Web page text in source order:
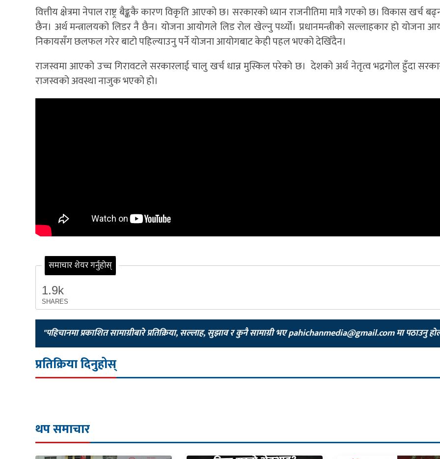
वित्तीय क्षेत्रमा नेपाल राष्ट्र बैङ्ककै कारण विकृति आएको छ। सरकारको ध्यान राजनीतिमा मात्रै गएको छ। विकास खर्च
छैन। अर्थ मन्त्रालयको लिडर नै छैन। योजना आयोगले लिड रोल खेल्नु पर्थ्यो। प्रधानमन्त्रीको सल्लाहकार हो योजना
निकायसँग छलफल गरेर बाटो पहिल्याउनु पर्ने योजना आयोगबाट केही पहल भएको देखिँदैन।
राजस्वमा आएको उच्च गिरावटले सरकारलाई चालु खर्च धान्न मुस्किल परेको छ। देशको अर्थ नेतृत्व भद्रगोल हुँदा
राजस्वको अवस्था नाजुक भएको हो।
समाचार शेयर गर्नुहोस्
1.9k
SHARES
"पहिचानमा प्रकाशित सामाग्रीबारे प्रतिक्रिया, सल्लाह, सुझाव र कुनै सामाग्री भएpahichanmedia@gmail.comमा पठाउनु
प्रतिक्रिया दिनुहोस्
थप समाचार